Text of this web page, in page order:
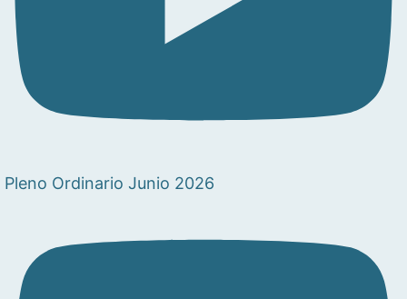
Pleno Ordinario Junio 2026